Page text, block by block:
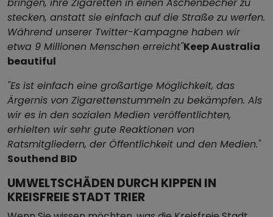
stecken, anstatt sie einfach auf die Straße zu werfen.
Während unserer Twitter-Kampagne haben wir
etwa 9 Millionen Menschen erreicht"Keep Australia
beautiful
"Es ist einfach eine großartige Möglichkeit, das
Ärgernis von Zigarettenstummeln zu bekämpfen. Als
wir es in den sozialen Medien veröffentlichten,
erhielten wir sehr gute Reaktionen von
Ratsmitgliedern, der Öffentlichkeit und den Medien."
Southend BID
UMWELTSCHÄDEN DURCH KIPPEN IN
KREISFREIE STADT TRIER